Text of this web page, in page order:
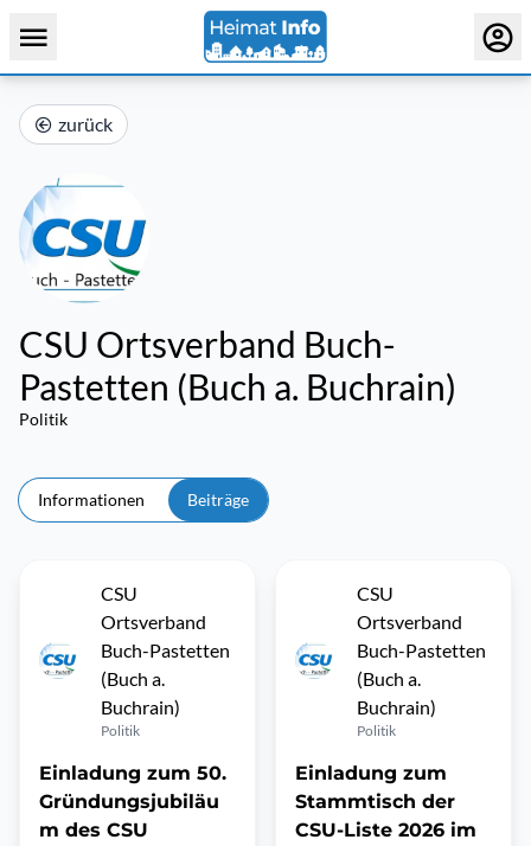
zurück
CSU Ortsverband Buch-
Pastetten (Buch a. Buchrain)
Politik
Informationen Beiträge
CSU
Ortsverband
Buch-Pastetten
(Buch a.
Buchrain)
Politik
Einladung zum 50.
Gründungsjubiläu
m des CSU
CSU
Ortsverband
Buch-Pastetten
(Buch a.
Buchrain)
Politik
Einladung zum
Stammtisch der
CSU-Liste 2026 im